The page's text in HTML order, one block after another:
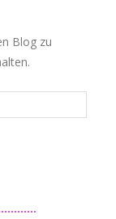
Blog zu